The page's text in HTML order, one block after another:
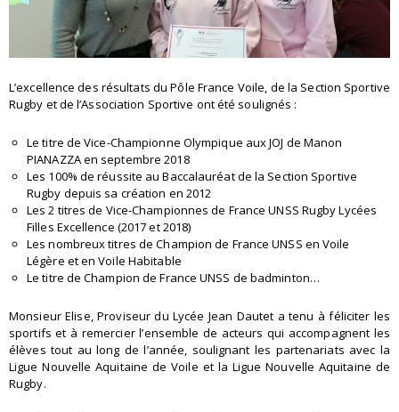
L’excellence des résultats du Pôle France Voile, de la Section Sportive
Rugby et de l’Association Sportive ont été soulignés :
Le titre de Vice-Championne Olympique aux JOJ de Manon
PIANAZZA en septembre 2018
Les 100% de réussite au Baccalauréat de la Section Sportive
Rugby depuis sa création en 2012
Les 2 titres de Vice-Championnes de France UNSS Rugby Lycées
Filles Excellence (2017 et 2018)
Les nombreux titres de Champion de France UNSS en Voile
Légère et en Voile Habitable
Le titre de Champion de France UNSS de badminton…
Monsieur Elise, Proviseur du Lycée Jean Dautet a tenu à féliciter les
sportifs et à remercier l’ensemble de acteurs qui accompagnent les
élèves tout au long de l’année, soulignant les partenariats avec la
Ligue Nouvelle Aquitaine de Voile et la Ligue Nouvelle Aquitaine de
Rugby.